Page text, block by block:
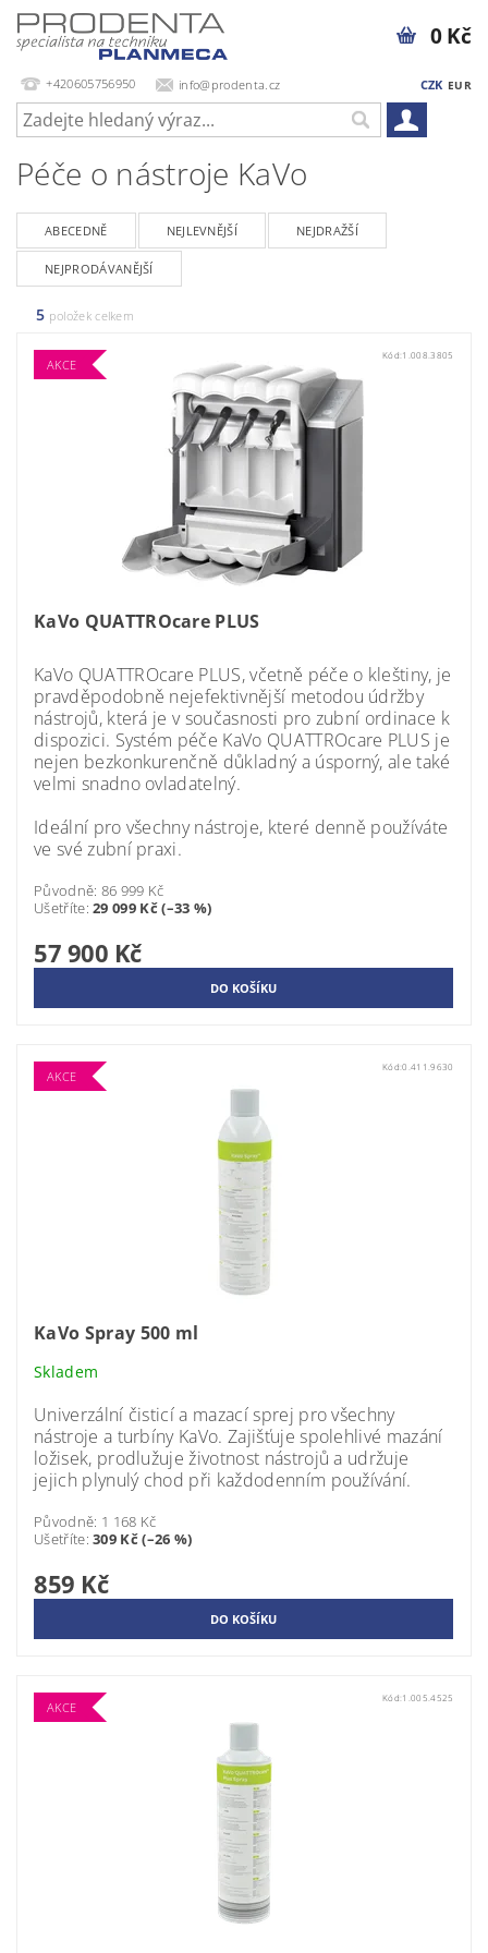
+420605756950 info@prodenta.cz CZK EUR
0 Kč
Péče o nástroje KaVo
ABECEDNĚ NEJLEVNĚJŠÍ NEJDRAŽŠÍ
NEJPRODÁVANĚJŠÍ
5 položek celkem
AKCE
Kód: 1.008.3805
KaVo QUATTROcare PLUS
KaVo QUATTROcare PLUS, včetně péče o kleštiny, je
pravděpodobně nejefektivnější metodou údržby
nástrojů, která je v současnosti pro zubní ordinace k
dispozici. Systém péče KaVo QUATTROcare PLUS je
nejen bezkonkurenčně důkladný a úsporný, ale také
velmi snadno ovladatelný.
Ideální pro všechny nástroje, které denně používáte
ve své zubní praxi.
Původně: 86 999 Kč
Ušetříte:29 099 Kč (–33 %)
57 900 Kč
AKCE
Kód:0.411.9630
KaVo Spray 500 ml
Skladem
Univerzální čisticí a mazací sprej pro všechny
nástroje a turbíny KaVo. Zajišťuje spolehlivé mazání
ložisek, prodlužuje životnost nástrojů a udržuje
jejich plynulý chod při každodenním používání.
Původně: 1 168 Kč
Ušetříte:309 Kč (–26 %)
859 Kč
AKCE
Kód: 1.005.4525